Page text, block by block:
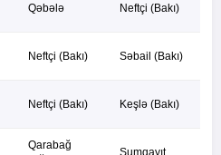
Qəbələ Neftçi (Bakı)
Neftçi (Bakı) Səbail (Bakı)
Neftçi (Bakı) Keşlə (Bakı)
Qarabağ